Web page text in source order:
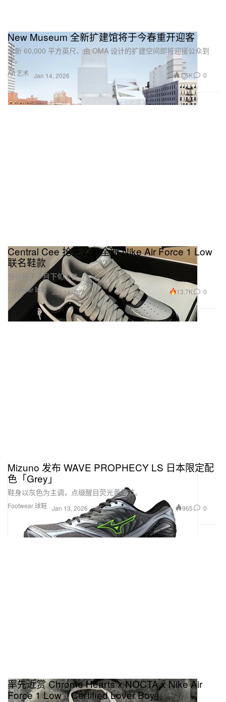
Art 艺术
New Museum 全新扩建馆将于今春重开迎客
全新 60,000 平方英尺、由 OMA 设计的扩建空间即将迎接公众到
来。
Jan 14, 2026 1.6K 0
Footwear 球鞋
Central Cee 抢先公开全新 Nike Air Force 1 Low
联名鞋款
预计将于下月下旬发售。
Jan 14, 2026 13.7K 0
Footwear 球鞋
Mizuno 发布 WAVE PROPHECY LS 日本限定配
色「Grey」
鞋身以灰色为主调，点缀醒目荧光黄细节。
Jan 13, 2026 965 0
率先近赏 Chrome Hearts x NOCTA x Nike Air
Force 1 Low「Certified Lover Boy」